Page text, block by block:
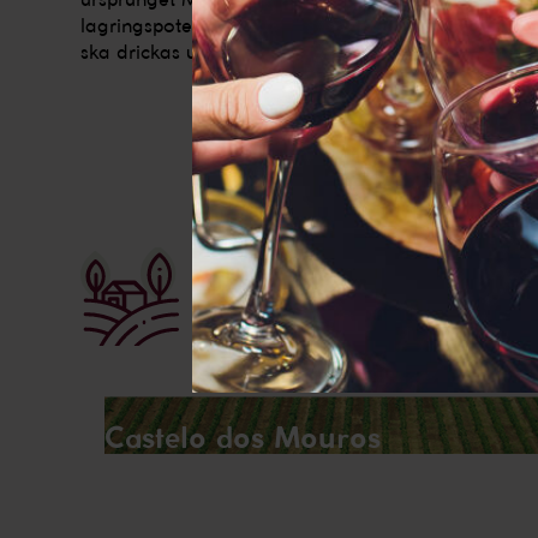
lagringspotential även om många av vinerna som
ska drickas unga.
Fler producenter
Castelo dos Mouros
bättre